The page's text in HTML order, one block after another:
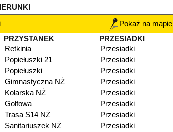
Pokaż na mapie
PRZYSTANEK
PRZESIADKI
Retkinia
Przesiadki
Popiełuszki 21
Przesiadki
Popiełuszki
Przesiadki
Gimnastyczna NŻ
Przesiadki
Kolarska NŻ
Przesiadki
Golfowa
Przesiadki
Trasa S14 NŻ
Przesiadki
Sanitariuszek NŻ
Przesiadki